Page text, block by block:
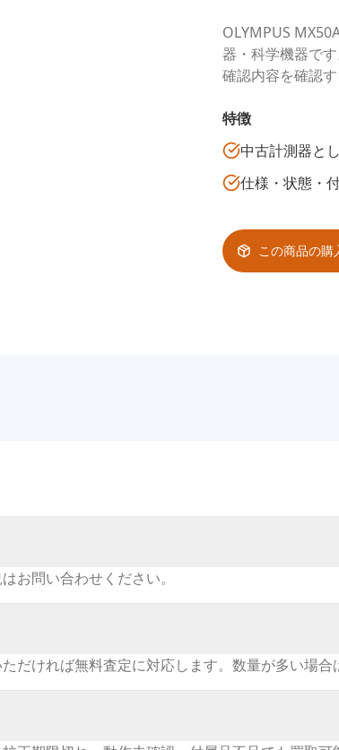
OLYMPUS
器・科学機器で
確認内容を確認す
特徴
中古計測器と
仕様・状態・
この商品の購
お問い合わせください。
だければ無料査定に対応します。数量が多い場合